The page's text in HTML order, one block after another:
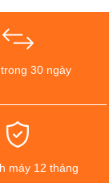
30 ngày
máy 12 tháng